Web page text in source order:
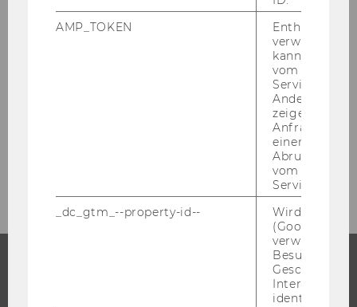
AMP_TOKEN
Enthält ein
verwendet
kann, um
vom AMP-
Service
Andere
zeigen Opt-
Anfrage im
einen Fehler
Abrufen
vom AMP
Service an.
_dc_gtm_--property-id--
Wird von
(Google Tag
verwendet,
Besucher
Geschlecht
Interessen zu
identifizieren.